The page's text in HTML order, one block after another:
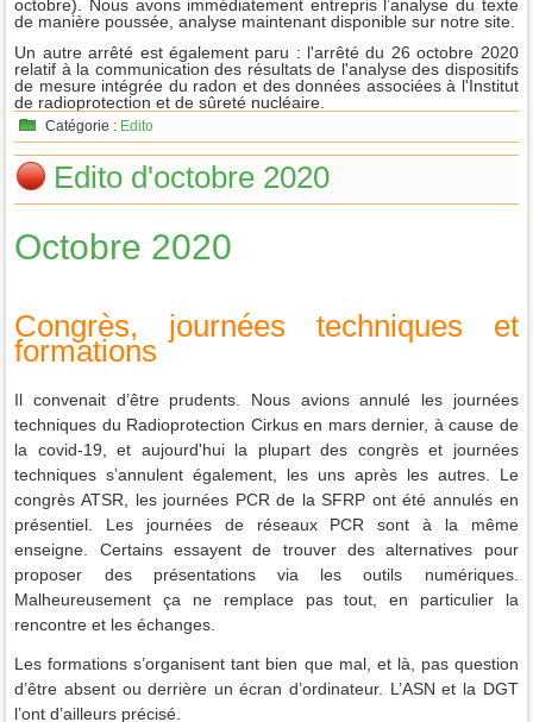
octobre). Nous avons immédiatement entrepris l’analyse du texte
de manière poussée, analyse maintenant disponible sur notre site.
Un autre arrêté est également paru : l'arrêté du 26 octobre 2020
relatif à la communication des résultats de l'analyse des dispositifs
de mesure intégrée du radon et des données associées à l'Institut
de radioprotection et de sûreté nucléaire.
Catégorie : Edito
Edito d'octobre 2020
Octobre 2020
Congrès, journées techniques et
formations
Il convenait d’être prudents. Nous avions annulé les journées
techniques du Radioprotection Cirkus en mars dernier, à cause de
la covid-19, et aujourd'hui la plupart des congrès et journées
techniques s’annulent également, les uns après les autres. Le
congrès ATSR, les journées PCR de la SFRP ont été annulés en
présentiel. Les journées de réseaux PCR sont à la même
enseigne. Certains essayent de trouver des alternatives pour
proposer des présentations via les outils numériques.
Malheureusement ça ne remplace pas tout, en particulier la
rencontre et les échanges.
Les formations s’organisent tant bien que mal, et là, pas question
d’être absent ou derrière un écran d’ordinateur. L’ASN et la DGT
l’ont d’ailleurs précisé.